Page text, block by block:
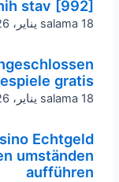
o
k
a
stav [992]
salama 18 يناير، 2026
gratis
salama 18 يناير، 2026
Echtgeld
umständen
aufführen